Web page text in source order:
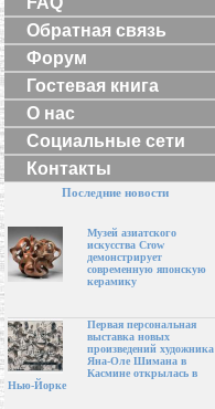
Обратная связь
Форум
Гостевая книга
О нас
Социальные сети
Контакты
Последние новости
Музей азиатского
искусства Crow
демонстрирует
современную японскую
керамику
Первая персональная
выставка новых
произведений художника
Яна-Оле Шимана в
Касмине открылась в
Нью-Йорке